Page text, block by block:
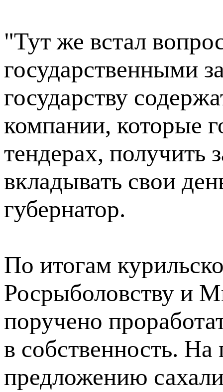
"Тут же встал
государственными
государству
компании, которые
тендерах, получить
вкладывать свои
губернатор.
По итогам
Росрыболовству и
поручено
в собственность.
предложению